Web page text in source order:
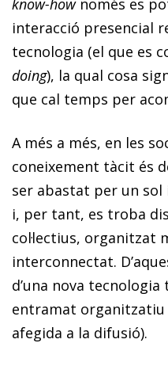
know-hownomés es
interacció presencial
tecnologia (el que es
doing), la qual cosa
que cal temps per
A més a més, en les
coneixement tàcit és
ser abastat per un
i, per tant, es troba
col·lectius, organitzat
interconnectat.
d’una nova
entramat
afegida a la difusió).